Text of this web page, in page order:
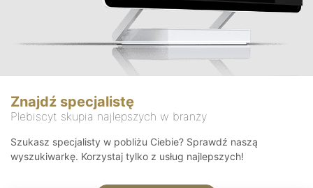
Znajdź specjalistę
Plebiscyt skupia najlepszych w branży
Szukasz specjalisty w pobliżu Ciebie? Sprawdź naszą
wyszukiwarkę. Korzystaj tylko z usług najlepszych!